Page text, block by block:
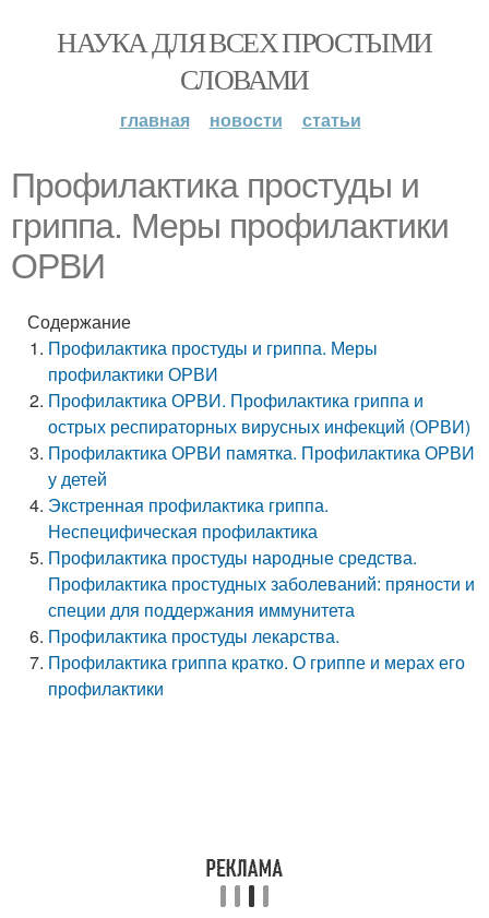
НАУКА ДЛЯ ВСЕХ ПРОСТЫМИ
СЛОВАМИ
главная новости статьи
Профилактика простуды и
гриппа. Меры профилактики
ОРВИ
Содержание
Профилактика простуды и гриппа. Меры
профилактики ОРВИ
Профилактика ОРВИ. Профилактика гриппа и
острых респираторных вирусных инфекций (ОРВИ)
Профилактика ОРВИ памятка. Профилактика ОРВИ
у детей
Экстренная профилактика гриппа.
Неспецифическая профилактика
Профилактика простуды народные средства.
Профилактика простудных заболеваний: пряности и
специи для поддержания иммунитета
Профилактика простуды лекарства.
Профилактика гриппа кратко. О гриппе и мерах его
профилактики